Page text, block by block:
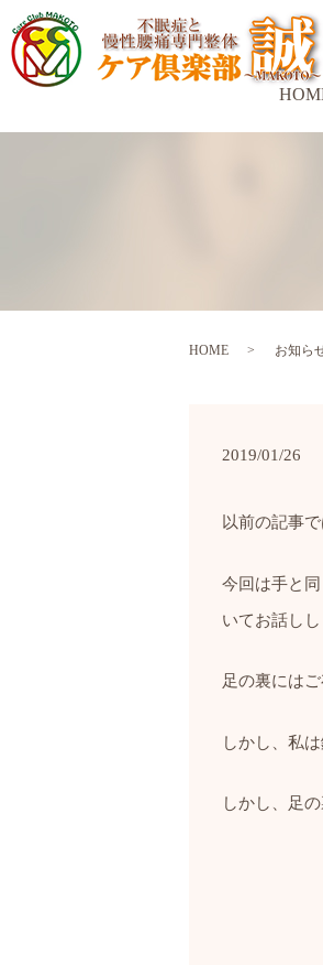
HOME お知ら
2019/01/26
以前の記事
今回は手と
いてお話しし
足の裏には
しかし、私
しかし、足